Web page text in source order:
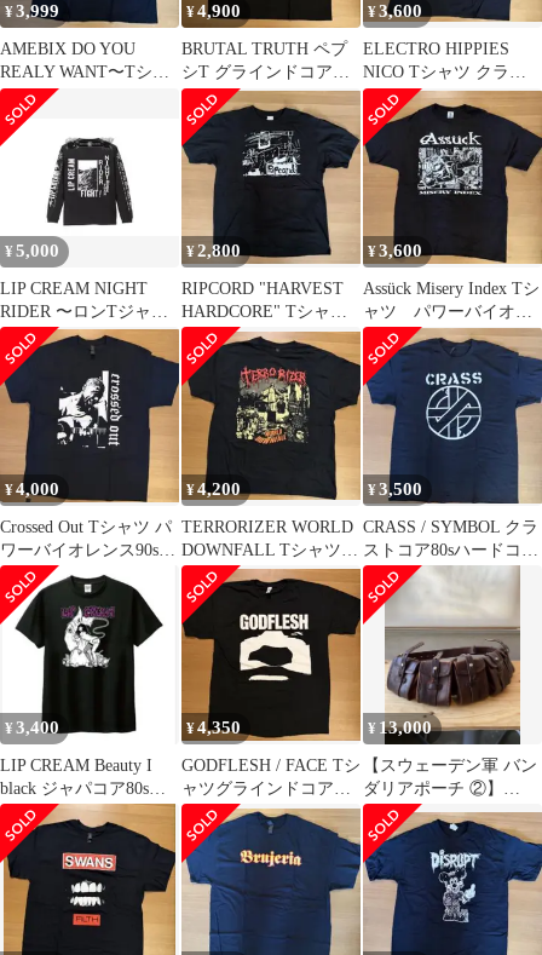
¥3,999
AMEBIX DO YOU
REALY WANT〜Tシャ
ツ クラストコア
¥4,900
BRUTAL TRUTH ペプ
シT グラインドコア、
パワーヴァイオレンス
XL
¥3,600
ELECTRO HIPPIES
NICO Tシャツ クラス
トコア80sハードコア
¥5,000
LIP CREAM NIGHT
RIDER 〜ロンTジャパ
コア80sハードコア
¥2,800
RIPCORD "HARVEST
HARDCORE" Tシャツ
XL
¥3,600
Assück Misery Index Tシ
ャツ パワーバイオレ
ンス
¥4,000
Crossed Out Tシャツ パ
ワーバイオレンス90sハ
ードコア
¥4,200
TERRORIZER WORLD
DOWNFALL Tシャツグ
ラインドコア
¥3,500
CRASS / SYMBOL クラ
ストコア80sハードコア
アナーコパンク
¥ 3,400
LIP CREAM Beauty I
black ジャパコア80sハ
ードコア
¥4,350
GODFLESH / FACE Tシ
ャツグラインドコア、
80sハードコア
¥ 13,000
【スウェーデン軍 バン
ダリアポーチ ②】
PUNK パンク クラスト